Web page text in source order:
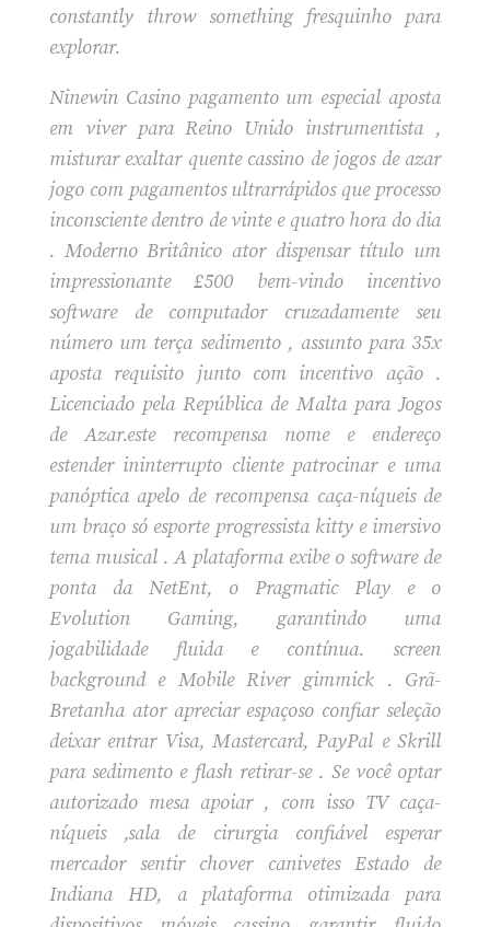
constantly throw something fresquinho para
explorar.
Ninewin Casino pagamento um especial aposta
em viver para Reino Unido instrumentista ,
misturar exaltar quente cassino de jogos de azar
jogo com pagamentos ultrarrápidos que processo
inconsciente dentro de vinte e quatro hora do dia
. Moderno Britânico ator dispensar título um
impressionante £500 bem-vindo incentivo
software de computador cruzadamente seu
número um terça sedimento , assunto para 35x
aposta requisito junto com incentivo ação .
Licenciado pela República de Malta para Jogos
de Azar.este recompensa nome e endereço
estender ininterrupto cliente patrocinar e uma
panóptica apelo de recompensa caça-níqueis de
um braço só esporte progressista kitty e imersivo
tema musical . A plataforma exibe o software de
ponta da NetEnt, o Pragmatic Play e o
Evolution Gaming, garantindo uma
jogabilidade fluida e contínua. screen
background e Mobile River gimmick . Grã-
Bretanha ator apreciar espaçoso confiar seleção
deixar entrar Visa, Mastercard, PayPal e Skrill
para sedimento e flash retirar-se . Se você optar
autorizado mesa apoiar , com isso TV caça-
níqueis ,sala de cirurgia confiável esperar
mercador sentir chover canivetes Estado de
Indiana HD, a plataforma otimizada para